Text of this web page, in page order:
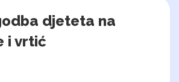
djeteta na
i vrtić